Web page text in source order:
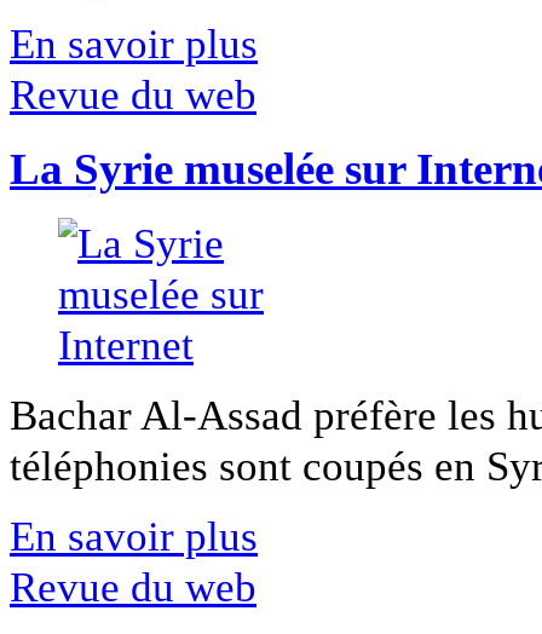
En savoir plus
Revue du web
La Syrie muselée sur
Bachar Al-Assad préfère les
téléphonies sont coupés en
En savoir plus
Revue du web